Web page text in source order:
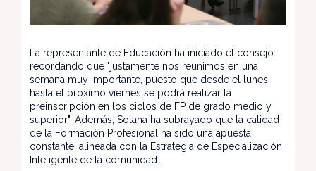
La representante de Educación ha iniciado el consejo
recordando que "justamente nos reunimos en una
semana muy importante, puesto que desde el lunes
hasta el próximo viernes se podrá realizar la
preinscripción en los ciclos de FP de grado medio y
superior". Además, Solana ha subrayado que la calidad
de la Formación Profesional ha sido una apuesta
constante, alineada con la Estrategia de Especialización
Inteligente de la comunidad.